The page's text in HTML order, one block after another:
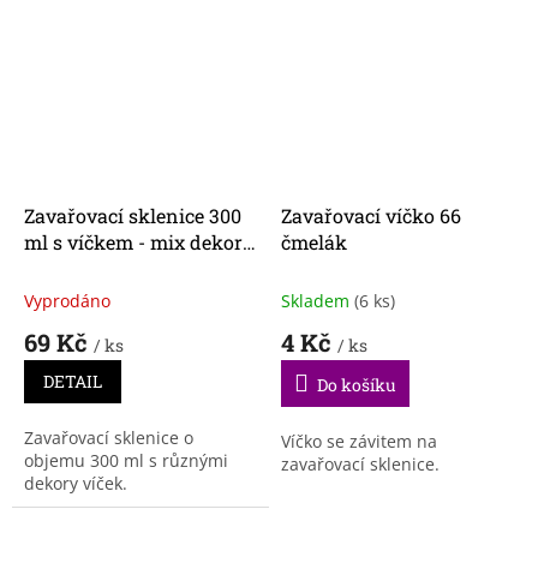
Zavařovací sklenice 300
ml s víčkem - mix dekorů
Vyprodáno
69 Kč / ks
DETAIL
Zavařovací sklenice o
objemu 300 ml s různými
dekory víček.
Zavařovací víčko 66
čmelák
Skladem (6 ks)
4 Kč / ks
Do košíku
Víčko se závitem na
zavařovací sklenice.